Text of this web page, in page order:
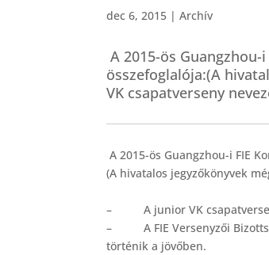
dec 6, 2015 |Archív
A 2015-ös
összefoglalója:(A
VK csapatverseny
A 2015-ös Guangzhou-i FIE
(A hivatalos jegyzőkönyvek
– A junior VK
– A FIE Versenyzői
történik a jövőben.